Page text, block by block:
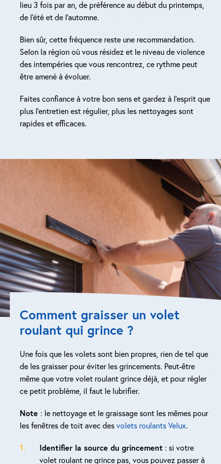
lieu 3 fois par an, de préférence au début du printemps,
de l’été et de l’automne.
Bien sûr, cette fréquence reste une recommandation.
Selon la région où vous résidez et le niveau de violence
des intempéries que vous rencontrez, ce rythme peut
être amené à évoluer.
Faites confiance à votre bon sens et gardez à l’esprit que
plus l’entretien est régulier, plus les nettoyages sont
rapides et efficaces.
Comment graisser un volet
roulant qui grince ?
Une fois que les volets sont bien propres, rien de tel que
de les graisser pour éviter les grincements. Peut-être
même que votre volet roulant grince déjà, et pour régler
ce petit problème, il faut le lubrifier.
Note : le nettoyage et le graissage sont les mêmes pour
les fenêtres de toit avec desvolets roulants Velux.
Identifier la source du grincement : si votre
volet roulant ne grince pas, vous pouvez passer à